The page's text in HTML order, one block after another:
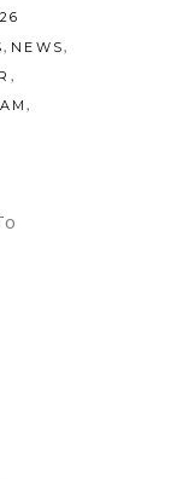
, NEWS,
,
,